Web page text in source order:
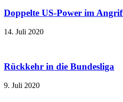
Doppelte US-Power im
14. Juli 2020
Rückkehr in die Bundesliga
9. Juli 2020